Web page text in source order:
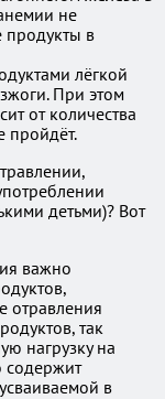
не
продукты в
лёгкой
При этом
от количества
пройдёт.
детьми)? Вот
важно
отравления
так
нагрузку на
содержит
в